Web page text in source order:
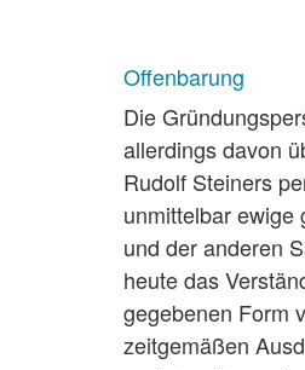
Offenbarung
Die
allerdings davon
Rudolf Steiners
unmittelbar ewige
und der anderen
heute das
gegebenen Form
zeitgemäßen